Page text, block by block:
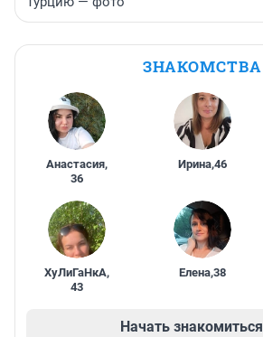
ЗНАКОМСТВА
Анастасия,
36
Ирина,46
ХуЛиГаНкА,
43
Елена,38
Начать знакомиться